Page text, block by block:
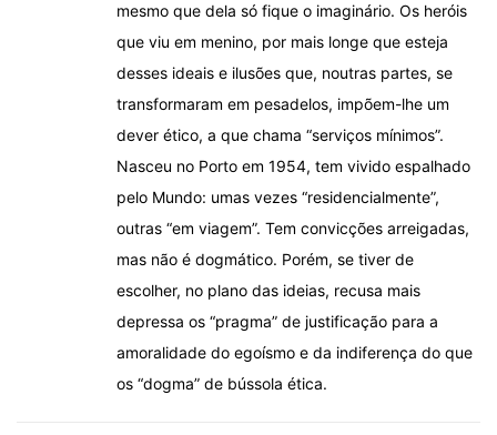
mesmo que dela só fique o imaginário. Os heróis
que viu em menino, por mais longe que esteja
desses ideais e ilusões que, noutras partes, se
transformaram em pesadelos, impõem-lhe um
dever ético, a que chama “serviços mínimos”.
Nasceu no Porto em 1954, tem vivido espalhado
pelo Mundo: umas vezes “residencialmente”,
outras “em viagem”. Tem convicções arreigadas,
mas não é dogmático. Porém, se tiver de
escolher, no plano das ideias, recusa mais
depressa os “pragma” de justificação para a
amoralidade do egoísmo e da indiferença do que
os “dogma” de bússola ética.